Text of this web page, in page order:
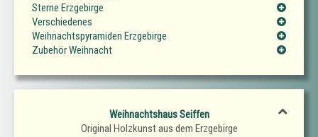
Sterne Erzgebirge
Verschiedenes
Weihnachtspyramiden Erzgebirge
Zubehör Weihnacht
Weihnachtshaus Seiffen
Original Holzkunst aus dem Erzgebirge